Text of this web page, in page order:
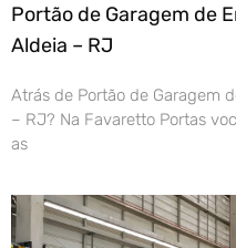
Portão de Garagem de
Aldeia – RJ
Atrás de Portão de Garagem
– RJ? Na Favaretto Portas
as